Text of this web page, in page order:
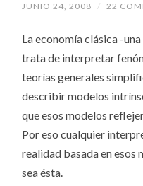
JUNIO 24, 2008 / 22
La economía clásica -
trata de interpretar
teorías generales
describir modelos
que esos modelos
Por eso cualquier
realidad basada en esos
sea ésta.